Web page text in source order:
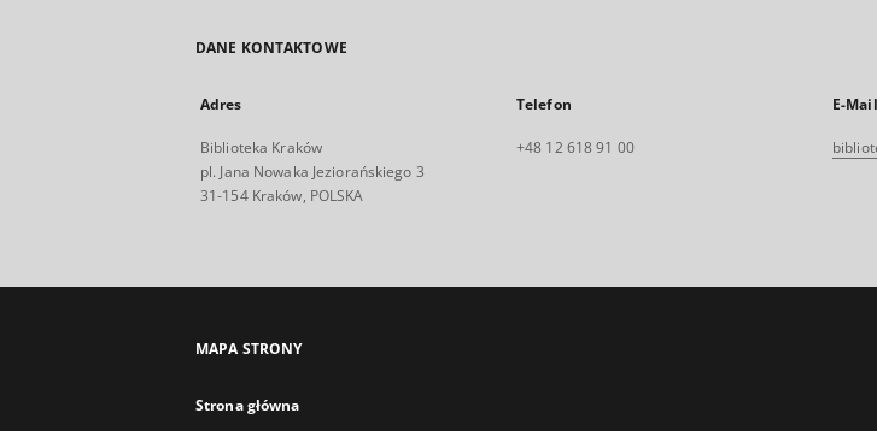
DANE KONTAKTOWE
Adres
Biblioteka Kraków
pl. Jana Nowaka Jeziorańskiego 3
31-154 Kraków, POLSKA
Telefon
+48 12 618 91 00
E-Mail
MAPA STRONY
Strona główna